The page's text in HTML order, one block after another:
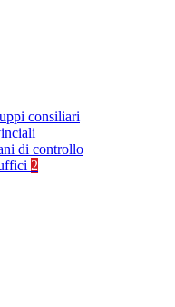
consiliari
di controllo
2